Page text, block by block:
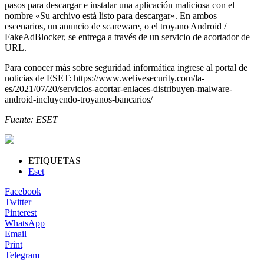
pasos para descargar e instalar una aplicación maliciosa con el
nombre «Su archivo está listo para descargar». En ambos
escenarios, un anuncio de scareware, o el troyano Android /
FakeAdBlocker, se entrega a través de un servicio de acortador de
URL.
Para conocer más sobre seguridad informática ingrese al portal de
noticias de ESET: https://www.welivesecurity.com/la-
es/2021/07/20/servicios-acortar-enlaces-distribuyen-malware-
android-incluyendo-troyanos-bancarios/
Fuente: ESET
ETIQUETAS
Eset
Facebook
Twitter
Pinterest
WhatsApp
Email
Print
Telegram